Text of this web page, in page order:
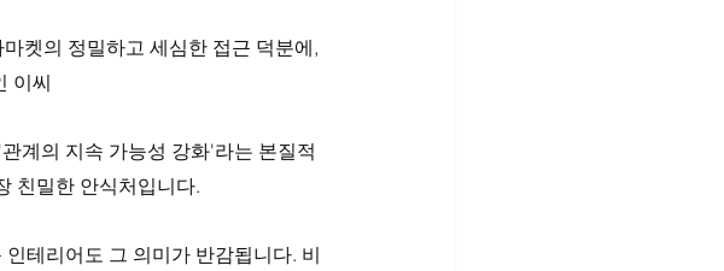
켓의 정밀하고 세심한 접근 덕분에,
이씨
계의 지속 가능성 강화'라는 본질적
친밀한 안식처입니다.
테리어도 그 의미가 반감됩니다. 비